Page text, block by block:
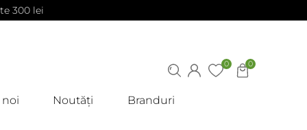
300 lei
0
0
noi Noutăți Branduri